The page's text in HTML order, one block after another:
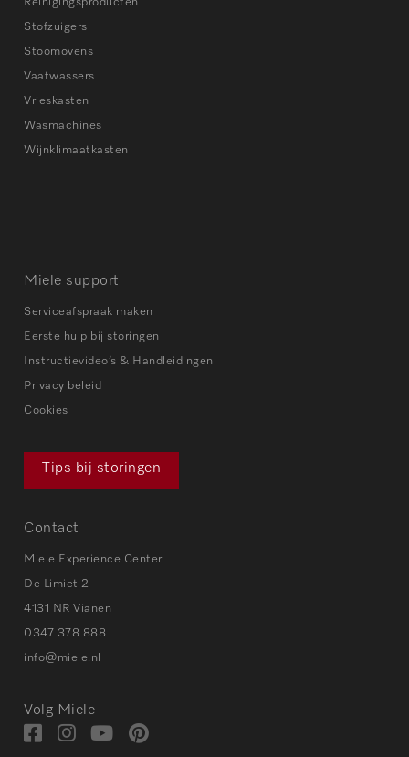
Stofzuigers
Stoomovens
Vaatwassers
Vrieskasten
Wasmachines
Wijnklimaatkasten
Miele support
Serviceafspraak maken
Eerste hulp bij storingen
Instructievideo’s & Handleidingen
Privacy beleid
Cookies
Tips bij storingen
Contact
Miele Experience Center
De Limiet 2
4131 NR Vianen
0347 378 888
info@miele.nl
Volg Miele
Bezoek
BezoekBezoek
Visit